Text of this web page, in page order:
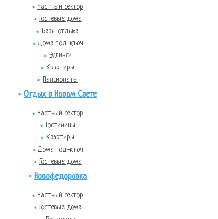
Частный сектор
Гостевые дома
Базы отдыха
Дома под-ключ
Эллинги
Квартиры
Пансионаты
Отдых в Новом Свете
Частный сектор
Гостиницы
Квартиры
Дома под-ключ
Гостевые дома
Новофедоровка
Частный сектор
Гостевые дома